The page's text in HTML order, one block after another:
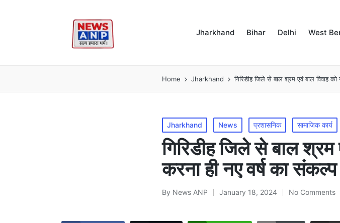
Jharkhand Bihar Delhi West
Home Jharkhand गिरिडीह जिले से बाल श्रम एवं बाल विवाह
Posted
in
Jharkhand News प्रशासनिक सामाजिक कार्य
गिरिडीह जिले से बाल श्रम
करना ही नए वर्ष का
Posted
By News ANP January 18, 2024 No Comments